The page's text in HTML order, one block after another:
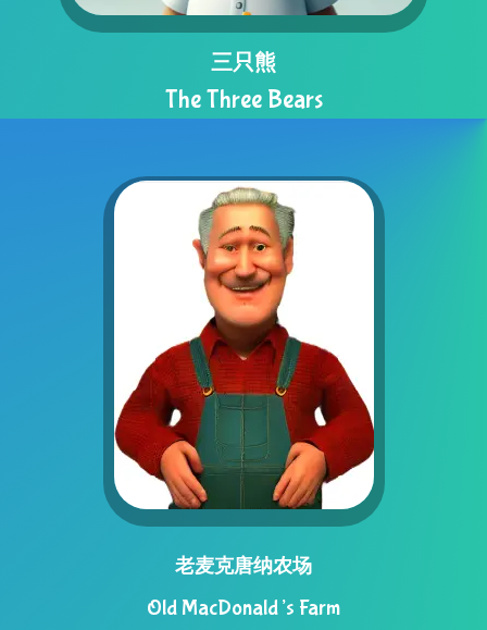
三只熊
The Three Bears
老麦克唐纳农场
Old MacDonald’s Farm